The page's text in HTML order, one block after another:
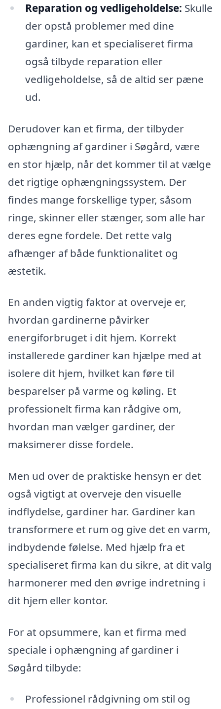
Reparation og vedligeholdelse: Skulle
der opstå problemer med dine
gardiner, kan et specialiseret firma
også tilbyde reparation eller
vedligeholdelse, så de altid ser pæne
ud.
Derudover kan et firma, der tilbyder
ophængning af gardiner i Søgård, være
en stor hjælp, når det kommer til at vælge
det rigtige ophængningssystem. Der
findes mange forskellige typer, såsom
ringe, skinner eller stænger, som alle har
deres egne fordele. Det rette valg
afhænger af både funktionalitet og
æstetik.
En anden vigtig faktor at overveje er,
hvordan gardinerne påvirker
energiforbruget i dit hjem. Korrekt
installerede gardiner kan hjælpe med at
isolere dit hjem, hvilket kan føre til
besparelser på varme og køling. Et
professionelt firma kan rådgive om,
hvordan man vælger gardiner, der
maksimerer disse fordele.
Men ud over de praktiske hensyn er det
også vigtigt at overveje den visuelle
indflydelse, gardiner har. Gardiner kan
transformere et rum og give det en varm,
indbydende følelse. Med hjælp fra et
specialiseret firma kan du sikre, at dit valg
harmonerer med den øvrige indretning i
dit hjem eller kontor.
For at opsummere, kan et firma med
speciale i ophængning af gardiner i
Søgård tilbyde:
Professionel rådgivning om stil og